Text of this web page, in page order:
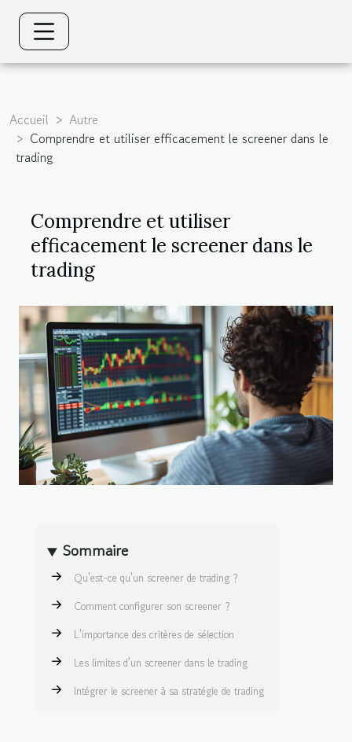
Accueil
Autre
Comprendre et utiliser efficacement le screener dans le
trading
Comprendre et utiliser
efficacement le screener dans le
trading
Sommaire
Qu'est-ce qu'un screener de trading ?
Comment configurer son screener ?
L'importance des critères de sélection
Les limites d'un screener dans le trading
Intégrer le screener à sa stratégie de trading